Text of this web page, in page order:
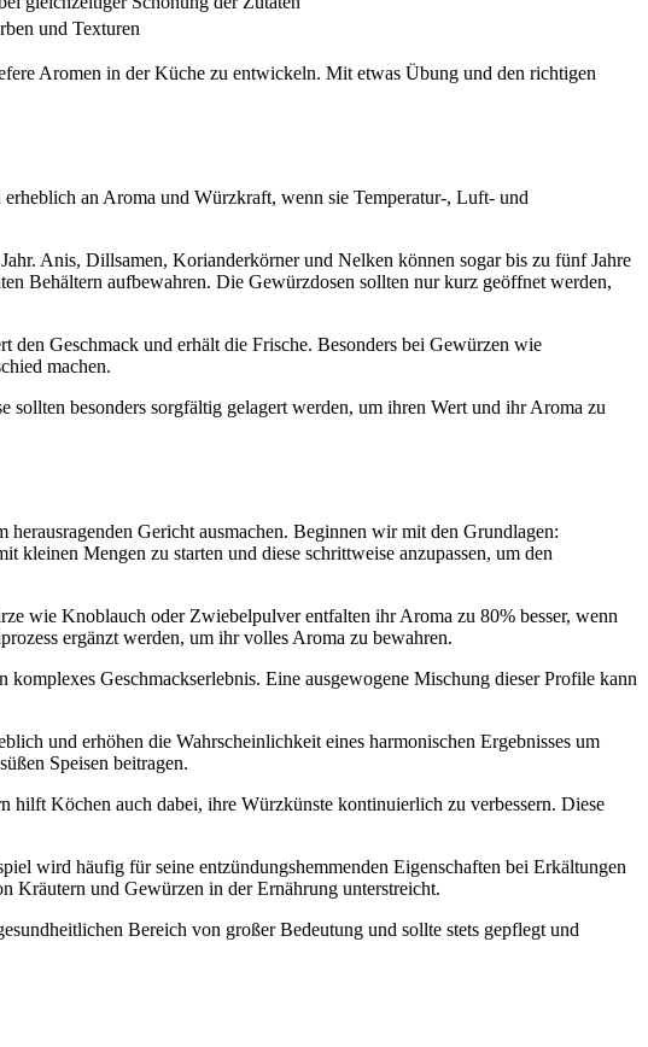
und Texturen
Aromen in der Küche zu entwickeln. Mit etwas Übung und den richtigen
an Aroma und Würzkraft, wenn sie Temperatur-, Luft- und
Anis, Dillsamen, Korianderkörner und Nelken können sogar bis zu fünf Jahre
Behältern aufbewahren. Die Gewürzdosen sollten nur kurz geöffnet werden,
Geschmack und erhält die Frische. Besonders bei Gewürzen wie
machen.
besonders sorgfältig gelagert werden, um ihren Wert und ihr Aroma zu
Gericht ausmachen. Beginnen wir mit den Grundlagen:
kleinen Mengen zu starten und diese schrittweise anzupassen, um den
wie Knoblauch oder Zwiebelpulver entfalten ihr Aroma zu 80% besser, wenn
ergänzt werden, um ihr volles Aroma zu bewahren.
Geschmackserlebnis. Eine ausgewogene Mischung dieser Profile kann
und erhöhen die Wahrscheinlichkeit eines harmonischen Ergebnisses um
Speisen beitragen.
Köchen auch dabei, ihre Würzkünste kontinuierlich zu verbessern. Diese
wird häufig für seine entzündungshemmenden Eigenschaften bei Erkältungen
Kräutern und Gewürzen in der Ernährung unterstreicht.
Bereich von großer Bedeutung und sollte stets gepflegt und